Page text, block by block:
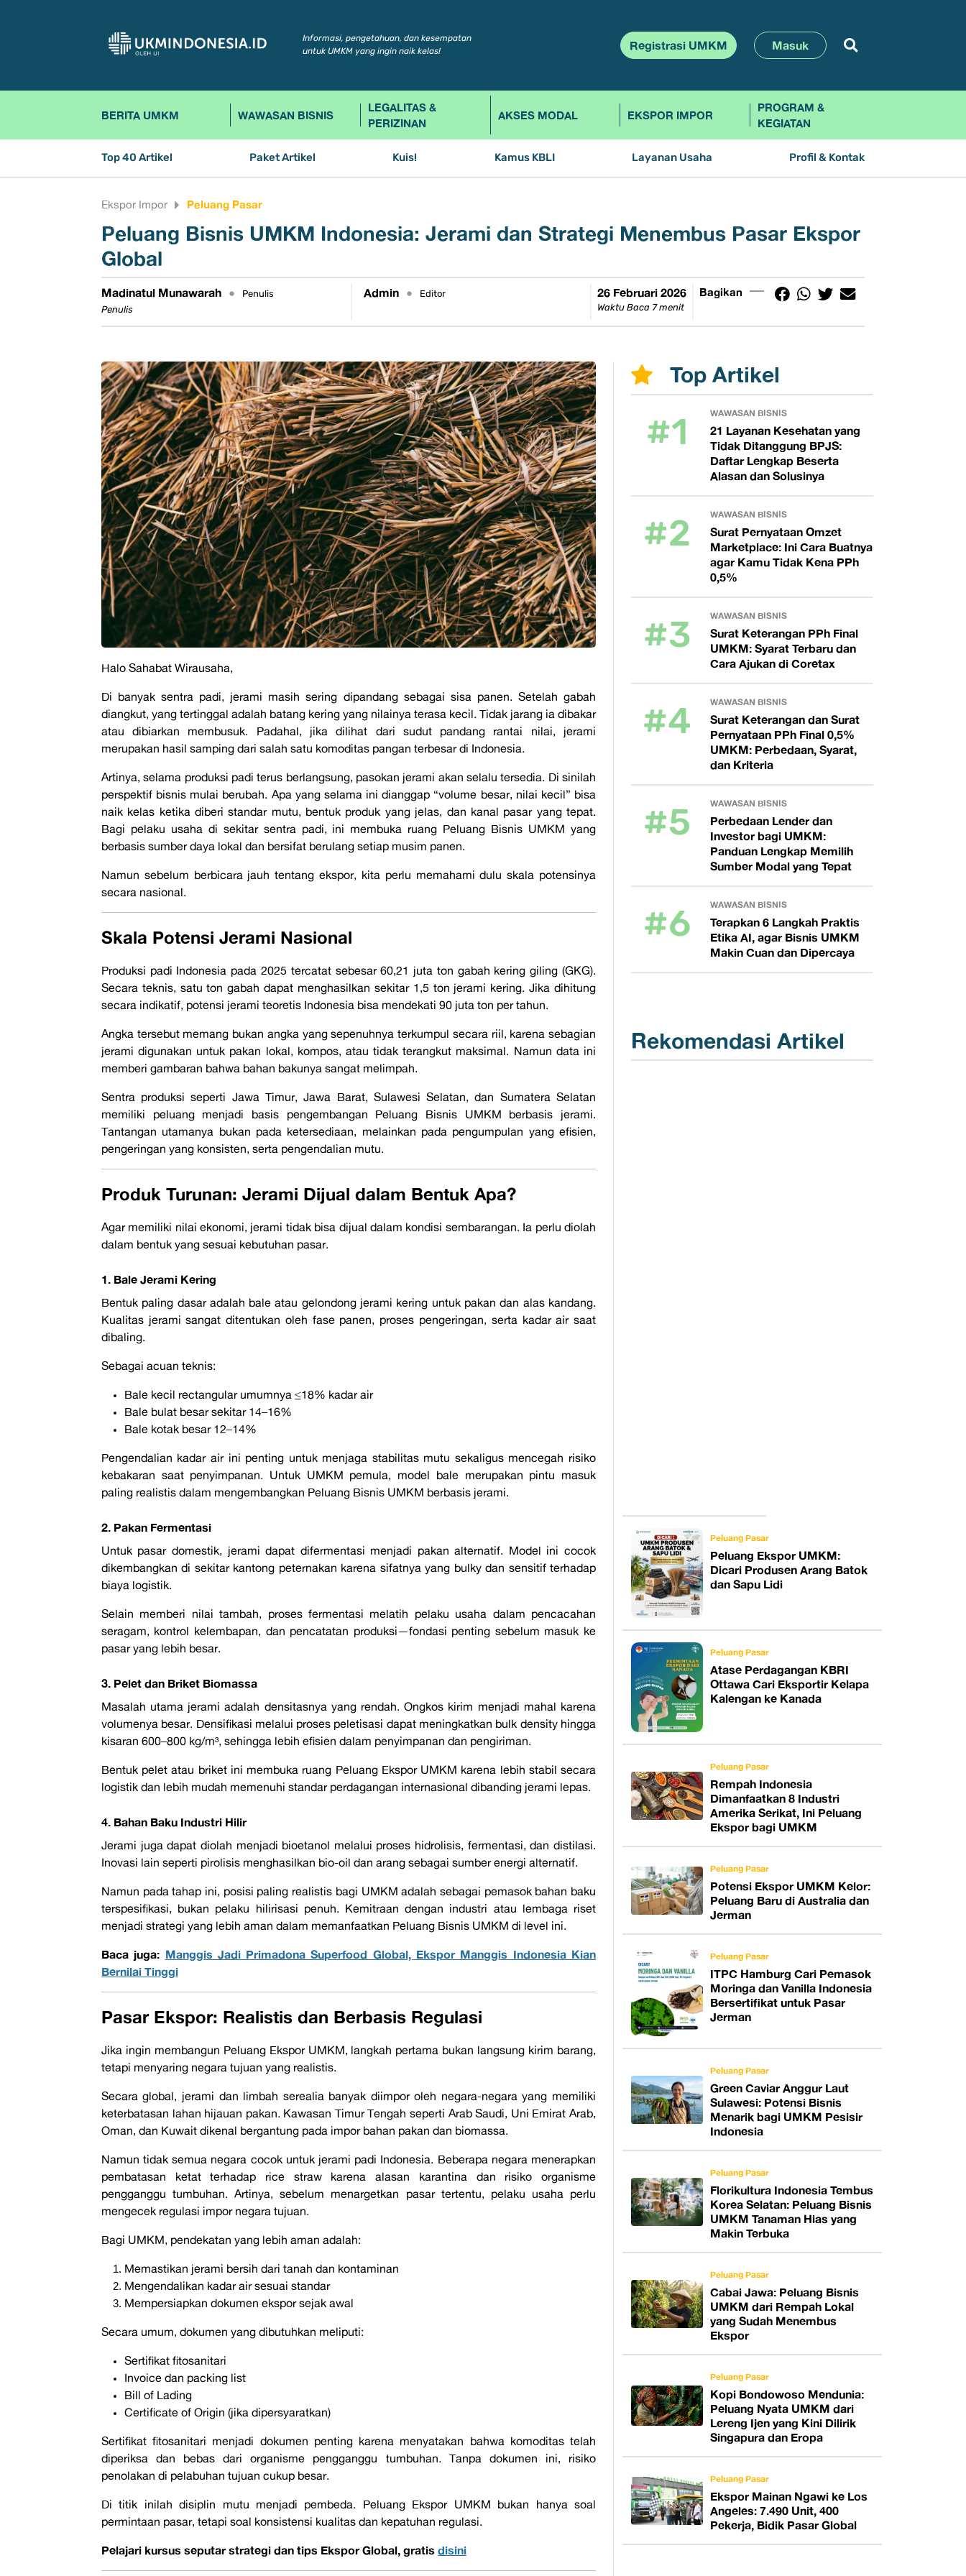
Informasi, pengetahuan, dan kesempatan
untuk UMKM yang ingin naik kelas!
Registrasi UMKM Masuk
BERITA UMKM WAWASAN BISNIS
LEGALITAS &
PERIZINAN
AKSES MODAL EKSPOR IMPOR
PROGRAM &
KEGIATAN
Top 40 Artikel Paket Artikel Kuis! Kamus KBLI Layanan Usaha Profil & Kontak
Ekspor Impor Peluang Pasar
Peluang Bisnis UMKM Indonesia: Jerami dan Strategi Menembus Pasar Ekspor
Global
Madinatul Munawarah • Penulis
Penulis
Admin • Editor
26 Februari 2026
Waktu Baca 7 menit
Bagikan
Halo Sahabat Wirausaha,
Di banyak sentra padi, jerami masih sering dipandang sebagai sisa panen. Setelah gabah
diangkut, yang tertinggal adalah batang kering yang nilainya terasa kecil. Tidak jarang ia dibakar
atau dibiarkan membusuk. Padahal, jika dilihat dari sudut pandang rantai nilai, jerami
merupakan hasil samping dari salah satu komoditas pangan terbesar di Indonesia.
Artinya, selama produksi padi terus berlangsung, pasokan jerami akan selalu tersedia. Di sinilah
perspektif bisnis mulai berubah. Apa yang selama ini dianggap “volume besar, nilai kecil” bisa
naik kelas ketika diberi standar mutu, bentuk produk yang jelas, dan kanal pasar yang tepat.
Bagi pelaku usaha di sekitar sentra padi, ini membuka ruang Peluang Bisnis UMKM yang
berbasis sumber daya lokal dan bersifat berulang setiap musim panen.
Namun sebelum berbicara jauh tentang ekspor, kita perlu memahami dulu skala potensinya
secara nasional.
Skala Potensi Jerami Nasional
Produksi padi Indonesia pada 2025 tercatat sebesar 60,21 juta ton gabah kering giling (GKG).
Secara teknis, satu ton gabah dapat menghasilkan sekitar 1,5 ton jerami kering. Jika dihitung
secara indikatif, potensi jerami teoretis Indonesia bisa mendekati 90 juta ton per tahun.
Angka tersebut memang bukan angka yang sepenuhnya terkumpul secara riil, karena sebagian
jerami digunakan untuk pakan lokal, kompos, atau tidak terangkut maksimal. Namun data ini
memberi gambaran bahwa bahan bakunya sangat melimpah.
Sentra produksi seperti Jawa Timur, Jawa Barat, Sulawesi Selatan, dan Sumatera Selatan
memiliki peluang menjadi basis pengembangan Peluang Bisnis UMKM berbasis jerami.
Tantangan utamanya bukan pada ketersediaan, melainkan pada pengumpulan yang efisien,
pengeringan yang konsisten, serta pengendalian mutu.
Produk Turunan: Jerami Dijual dalam Bentuk Apa?
Agar memiliki nilai ekonomi, jerami tidak bisa dijual dalam kondisi sembarangan. Ia perlu diolah
dalam bentuk yang sesuai kebutuhan pasar.
1. Bale Jerami Kering
Bentuk paling dasar adalah bale atau gelondong jerami kering untuk pakan dan alas kandang.
Kualitas jerami sangat ditentukan oleh fase panen, proses pengeringan, serta kadar air saat
dibaling.
Sebagai acuan teknis:
Bale kecil rectangular umumnya ≤18% kadar air
Bale bulat besar sekitar 14–16%
Bale kotak besar 12–14%
Pengendalian kadar air ini penting untuk menjaga stabilitas mutu sekaligus mencegah risiko
kebakaran saat penyimpanan. Untuk UMKM pemula, model bale merupakan pintu masuk
paling realistis dalam mengembangkan Peluang Bisnis UMKM berbasis jerami.
2. Pakan Fermentasi
Untuk pasar domestik, jerami dapat difermentasi menjadi pakan alternatif. Model ini cocok
dikembangkan di sekitar kantong peternakan karena sifatnya yang bulky dan sensitif terhadap
biaya logistik.
Selain memberi nilai tambah, proses fermentasi melatih pelaku usaha dalam pencacahan
seragam, kontrol kelembapan, dan pencatatan produksi—fondasi penting sebelum masuk ke
pasar yang lebih besar.
3. Pelet dan Briket Biomassa
Masalah utama jerami adalah densitasnya yang rendah. Ongkos kirim menjadi mahal karena
volumenya besar. Densifikasi melalui proses peletisasi dapat meningkatkan bulk density hingga
kisaran 600–800 kg/m³, sehingga lebih efisien dalam penyimpanan dan pengiriman.
Bentuk pelet atau briket ini membuka ruang Peluang Ekspor UMKM karena lebih stabil secara
logistik dan lebih mudah memenuhi standar perdagangan internasional dibanding jerami lepas.
4. Bahan Baku Industri Hilir
Jerami juga dapat diolah menjadi bioetanol melalui proses hidrolisis, fermentasi, dan distilasi.
Inovasi lain seperti pirolisis menghasilkan bio-oil dan arang sebagai sumber energi alternatif.
Namun pada tahap ini, posisi paling realistis bagi UMKM adalah sebagai pemasok bahan baku
terspesifikasi, bukan pelaku hilirisasi penuh. Kemitraan dengan industri atau lembaga riset
menjadi strategi yang lebih aman dalam memanfaatkan Peluang Bisnis UMKM di level ini.
Baca juga: Manggis Jadi Primadona Superfood Global, Ekspor Manggis Indonesia Kian
Bernilai Tinggi
Pasar Ekspor: Realistis dan Berbasis Regulasi
Jika ingin membangun Peluang Ekspor UMKM, langkah pertama bukan langsung kirim barang,
tetapi menyaring negara tujuan yang realistis.
Secara global, jerami dan limbah serealia banyak diimpor oleh negara-negara yang memiliki
keterbatasan lahan hijauan pakan. Kawasan Timur Tengah seperti Arab Saudi, Uni Emirat Arab,
Oman, dan Kuwait dikenal bergantung pada impor bahan pakan dan biomassa.
Namun tidak semua negara cocok untuk jerami padi Indonesia. Beberapa negara menerapkan
pembatasan ketat terhadap rice straw karena alasan karantina dan risiko organisme
pengganggu tumbuhan. Artinya, sebelum menargetkan pasar tertentu, pelaku usaha perlu
mengecek regulasi impor negara tujuan.
Bagi UMKM, pendekatan yang lebih aman adalah:
Memastikan jerami bersih dari tanah dan kontaminan
Mengendalikan kadar air sesuai standar
Mempersiapkan dokumen ekspor sejak awal
Secara umum, dokumen yang dibutuhkan meliputi:
Sertifikat fitosanitari
Invoice dan packing list
Bill of Lading
Certificate of Origin (jika dipersyaratkan)
Sertifikat fitosanitari menjadi dokumen penting karena menyatakan bahwa komoditas telah
diperiksa dan bebas dari organisme pengganggu tumbuhan. Tanpa dokumen ini, risiko
penolakan di pelabuhan tujuan cukup besar.
Di titik inilah disiplin mutu menjadi pembeda. Peluang Ekspor UMKM bukan hanya soal
permintaan pasar, tetapi soal konsistensi kualitas dan kepatuhan regulasi.
Pelajari kursus seputar strategi dan tips Ekspor Global, gratis disini
Top Artikel
#1 WAWASAN BISNIS
21 Layanan Kesehatan yang
Tidak Ditanggung BPJS:
Daftar Lengkap Beserta
Alasan dan Solusinya
#2 WAWASAN BISNIS
Surat Pernyataan Omzet
Marketplace: Ini Cara Buatnya
agar Kamu Tidak Kena PPh
0,5%
#3 WAWASAN BISNIS
Surat Keterangan PPh Final
UMKM: Syarat Terbaru dan
Cara Ajukan di Coretax
#4 WAWASAN BISNIS
Surat Keterangan dan Surat
Pernyataan PPh Final 0,5%
UMKM: Perbedaan, Syarat,
dan Kriteria
#5 WAWASAN BISNIS
Perbedaan Lender dan
Investor bagi UMKM:
Panduan Lengkap Memilih
Sumber Modal yang Tepat
#6 WAWASAN BISNIS
Terapkan 6 Langkah Praktis
Etika AI, agar Bisnis UMKM
Makin Cuan dan Dipercaya
Rekomendasi Artikel
Peluang Pasar
Peluang Ekspor UMKM:
Dicari Produsen Arang Batok
dan Sapu Lidi
Peluang Pasar
Atase Perdagangan KBRI
Ottawa Cari Eksportir Kelapa
Kalengan ke Kanada
Peluang Pasar
Rempah Indonesia
Dimanfaatkan 8 Industri
Amerika Serikat, Ini Peluang
Ekspor bagi UMKM
Peluang Pasar
Potensi Ekspor UMKM Kelor:
Peluang Baru di Australia dan
Jerman
Peluang Pasar
ITPC Hamburg Cari Pemasok
Moringa dan Vanilla Indonesia
Bersertifikat untuk Pasar
Jerman
Peluang Pasar
Green Caviar Anggur Laut
Sulawesi: Potensi Bisnis
Menarik bagi UMKM Pesisir
Indonesia
Peluang Pasar
Florikultura Indonesia Tembus
Korea Selatan: Peluang Bisnis
UMKM Tanaman Hias yang
Makin Terbuka
Peluang Pasar
Cabai Jawa: Peluang Bisnis
UMKM dari Rempah Lokal
yang Sudah Menembus
Ekspor
Peluang Pasar
Kopi Bondowoso Mendunia:
Peluang Nyata UMKM dari
Lereng Ijen yang Kini Dilirik
Singapura dan Eropa
Peluang Pasar
Ekspor Mainan Ngawi ke Los
Angeles: 7.490 Unit, 400
Pekerja, Bidik Pasar Global